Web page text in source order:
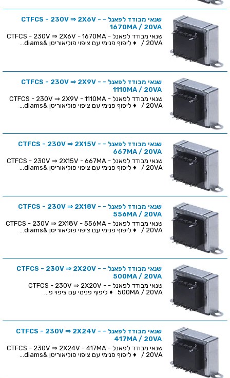
שנאי מבודד לפאנל - CTFCS - 230V ⇒ 2X6V -
1670MA / 20VA
שנאי מבודד לפאנל - CTFCS - 230V ⇒ 2X6V - 1670MA
/ 20VA ♦ ליפוף פנימי עם ציפוי פוליאוריטן &diams...
שנאי מבודד לפאנל - CTFCS - 230V ⇒ 2X9V -
1110MA / 20VA
שנאי מבודד לפאנל - CTFCS - 230V ⇒ 2X9V - 1110MA
/ 20VA ♦ ליפוף פנימי עם ציפוי פוליאוריטן &diams...
שנאי מבודד לפאנל - CTFCS - 230V ⇒ 2X15V -
667MA / 20VA
שנאי מבודד לפאנל - CTFCS - 230V ⇒ 2X15V - 667MA
/ 20VA ♦ ליפוף פנימי עם ציפוי פוליאוריטן &diams...
שנאי מבודד לפאנל - CTFCS - 230V ⇒ 2X18V -
556MA / 20VA
שנאי מבודד לפאנל - CTFCS - 230V ⇒ 2X18V - 556MA
/ 20VA ♦ ליפוף פנימי עם ציפוי פוליאוריטן &diams...
שנאי מבודד לפאנל - CTFCS - 230V ⇒ 2X20V -
500MA / 20VA
שנאי מבודד לפאנל - CTFCS - 230V ⇒ 2X20V -
500MA / 20VA ♦ ליפוף פנימי עם ציפוי פ...
שנאי מבודד לפאנל - CTFCS - 230V ⇒ 2X24V -
417MA / 20VA
שנאי מבודד לפאנל - CTFCS - 230V ⇒ 2X24V - 417MA
/ 20VA ♦ ליפוף פנימי עם ציפוי פוליאוריטן &diams...